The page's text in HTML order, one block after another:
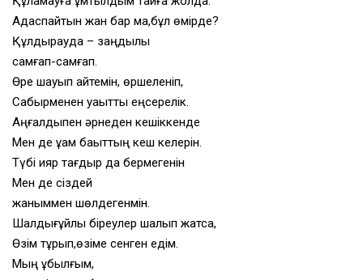
Адаспайтын жан бар ма,бұл өмірде?
Құлдырауда – заңдылық
самғап-самғап.
Өре шауып қайтемін, өршеленіп,
Сабырменен уақытты еңсерелік.
Аңғалдықпен әрнеден кешіккенде
Мен де ұққам бақыттың кеш келерін.
Түбі қияр тағдыр да бермегенін
Мен де сіздей
жаныммен шөлдегенмін.
Шалдығұйлы біреулер шалып жатса,
Өзім тұрып,өзіме сенген едім.
Мың құбылғым,